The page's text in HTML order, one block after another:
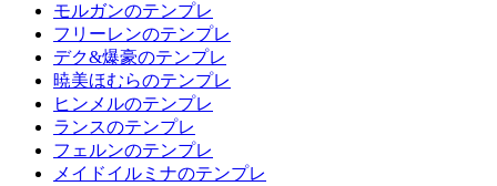
モルガンのテンプレ
フリーレンのテンプレ
デク&爆豪のテンプレ
暁美ほむらのテンプレ
ヒンメルのテンプレ
ランスのテンプレ
フェルンのテンプレ
メイドイルミナのテンプレ